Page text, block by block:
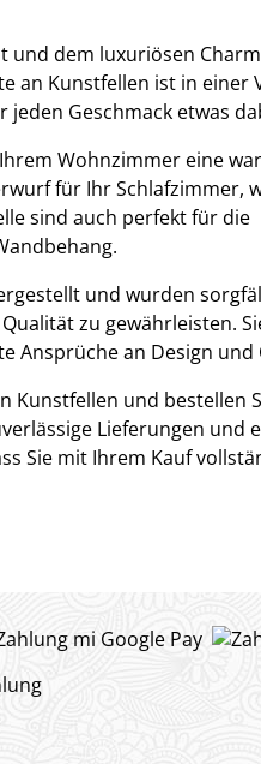
und dem luxuriösen
an Kunstfellen ist in einer
Geschmack etwas
Wohnzimmer eine
für Ihr Schlafzimmer,
sind auch perfekt für die
und wurden
zu gewährleisten.
Ansprüche an Design und
Kunstfellen und bestellen
Lieferungen und
Sie mit Ihrem Kauf